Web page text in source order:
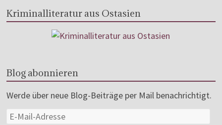
Kriminalliteratur aus Ostasien
Blog abonnieren
Werde über neue Blog-Beiträge per Mail benachrichtigt.